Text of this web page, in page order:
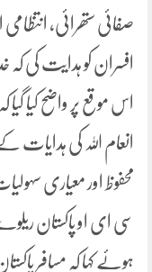
صفائی ستھرائی، انتظامی
افسران کو ہدایت کی کہ
اس موقع پر واضح کیا
انعام اللہ کی ہدایات
محفوظ اور معیاری
سی ای او پاکستان
ہوئے کہا کہ مسافر